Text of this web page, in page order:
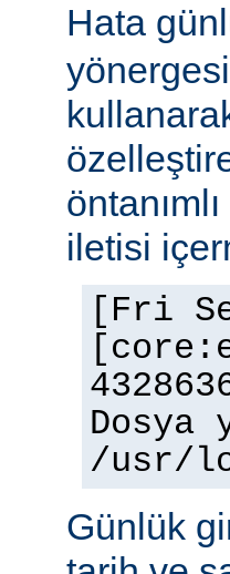
Hata
iletisi
[Fri
Dosya
/usr/
Günlük